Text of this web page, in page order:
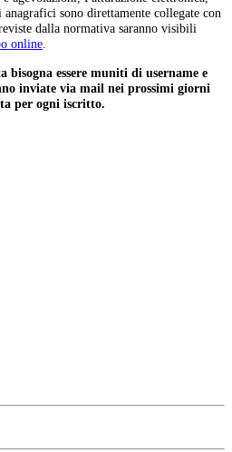
sono direttamente collegate con
dalla normativa saranno visibili
online.
bisogna essere muniti di username e
inviate via mail nei prossimi giorni
per ogni iscritto.